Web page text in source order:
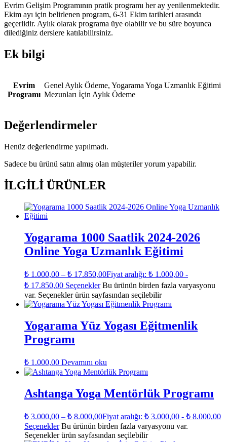
Evrim Gelişim Programının pratik programı her ay yenilenmektedir.
Ekim ayı için belirlenen program, 6-31 Ekim tarihleri arasında
geçerlidir. Aylık olarak programa üye olabilir ve bu süre boyunca
dilediğiniz derslere katılabilirsiniz.
Ek bilgi
Evrim
Programı
Genel Aylık Ödeme, Yogarama Yoga Uzmanlık Eğitimi
Mezunları İçin Aylık Ödeme
Değerlendirmeler
Henüz değerlendirme yapılmadı.
Sadece bu ürünü satın almış olan müşteriler yorum yapabilir.
İLGILI ÜRÜNLER
Yogarama 1000 Saatlik 2024-2026
Online Yoga Uzmanlık Eğitimi
₺ 1.000,00 – ₺ 17.850,00Fiyat aralığı: ₺ 1.000,00 -
₺ 17.850,00 Seçenekler Bu ürünün birden fazla varyasyonu
var. Seçenekler ürün sayfasından seçilebilir
Yogarama Yüz Yogası Eğitmenlik
Programı
₺ 1.000,00 Devamını oku
Ashtanga Yoga Mentörlük Programı
₺ 3.000,00 – ₺ 8.000,00Fiyat aralığı: ₺ 3.000,00 - ₺ 8.000,00
Seçenekler Bu ürünün birden fazla varyasyonu var.
Seçenekler ürün sayfasından seçilebilir